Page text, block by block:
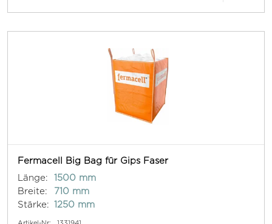
Fermacell Big Bag für Gips Faser
Länge:
1500 mm
Breite:
710 mm
Stärke: 1250 mm